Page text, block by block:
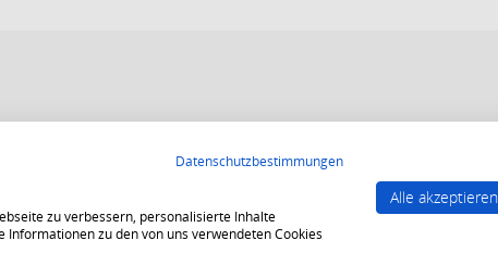
strenge Qualitätsindikatoren erfüllt werden.
und es gelten strenge Kriterien zum Schutz persönlicher Daten.
Datenschutzbestimmungen
zu verbessern, personalisierte Inhalte
zu den von uns verwendeten Cookies
Alle akzeptieren